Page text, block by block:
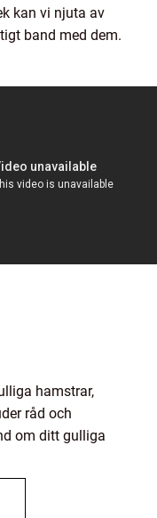
kan vi njuta av
band med dem.
hamstrar,
råd och
om ditt gulliga